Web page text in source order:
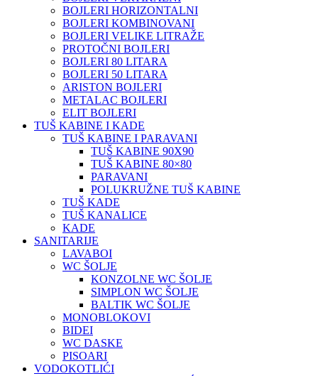
BOJLERI HORIZONTALNI
BOJLERI KOMBINOVANI
BOJLERI VELIKE LITRAŽE
PROTOČNI BOJLERI
BOJLERI 80 LITARA
BOJLERI 50 LITARA
ARISTON BOJLERI
METALAC BOJLERI
ELIT BOJLERI
TUŠ KABINE I KADE
TUŠ KABINE I PARAVANI
TUŠ KABINE 90X90
TUŠ KABINE 80×80
PARAVANI
POLUKRUŽNE TUŠ KABINE
TUŠ KADE
TUŠ KANALICE
KADE
SANITARIJE
LAVABOI
WC ŠOLJE
KONZOLNE WC ŠOLJE
SIMPLON WC ŠOLJE
BALTIK WC ŠOLJE
MONOBLOKOVI
BIDEI
WC DASKE
PISOARI
VODOKOTLIĆI